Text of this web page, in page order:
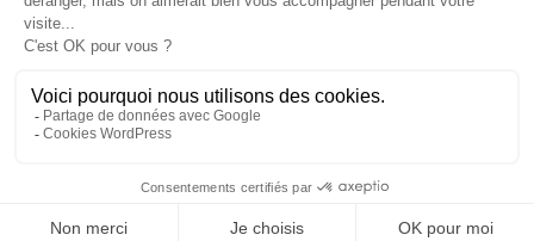
FAQ
MENTIONS LÉGALES
CGV – CONDITIONS GÉNÉRALES DE VENTES
Copyright 2026 © Musher Experience - SIRET 839 791 795 000 25 -
Mentions légales